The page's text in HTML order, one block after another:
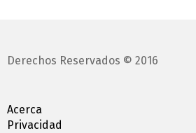
Derechos Reservados © 2016
Acerca
Privacidad